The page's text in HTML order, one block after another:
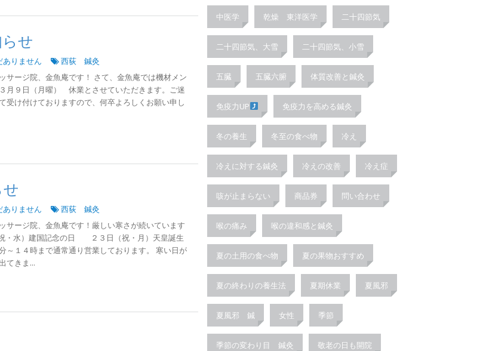
せ
ありません
西荻 鍼灸
サージ院、金魚庵です！ さて、金魚庵では機材メン
月９日（月曜） 休業とさせていただきます。ご迷
受け付けておりますので、何卒よろしくお願い申し
ありません
西荻 鍼灸
サージ院、金魚庵です！厳しい寒さが続いています
・水）建国記念の日 ２３日（祝・月）天皇誕生
１４時まで通常通り営業しております。 寒い日が
てきま...
中医学 乾燥 東洋医学 二十四節気
二十四節気、大雪 二十四節気、小雪
五臓 五臓六腑 体質改善と鍼灸
免疫力UP 免疫力を高める鍼灸
冬の養生 冬至の食べ物 冷え
冷えに対する鍼灸 冷えの改善 冷え症
咳が止まらない 商品券 問い合わせ
喉の痛み 喉の違和感と鍼灸
夏の土用の食べ物 夏の果物おすすめ
夏の終わりの養生法 夏期休業 夏風邪
夏風邪 鍼 女性 季節
季節の変わり目 鍼灸 敬老の日も開院